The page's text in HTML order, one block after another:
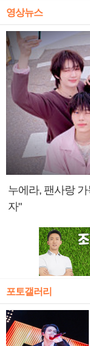
영상뉴스
누에라, 팬사랑
자"
포토갤러리